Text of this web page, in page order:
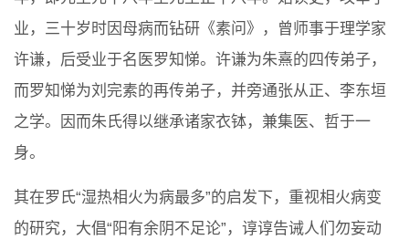
业，三十岁时因母病而钻研《素问》，曾师事于理学家
许谦，后受业于名医罗知悌。许谦为朱熹的四传弟子，
而罗知悌为刘完素的再传弟子，并旁通张从正、李东垣
之学。因而朱氏得以继承诸家衣钵，兼集医、哲于一
身。
其在罗氏“湿热相火为病最多”的启发下，重视相火病变
的研究，大倡“阳有余阴不足论”，谆谆告诫人们勿妄动